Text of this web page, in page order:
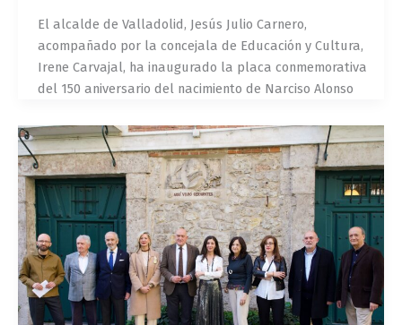
El alcalde de Valladolid, Jesús Julio Carnero,
acompañado por la concejala de Educación y Cultura,
Irene Carvajal, ha inaugurado la placa conmemorativa
del 150 aniversario del nacimiento de Narciso Alonso